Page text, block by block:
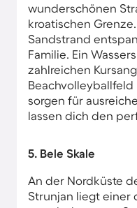
wunderschönen
kroatischen
Sandstrand
Familie. Ein
zahlreichen
sorgen für
lassen dich den
5. Bele Skale
An der Nordküste
Strunjan liegt einer